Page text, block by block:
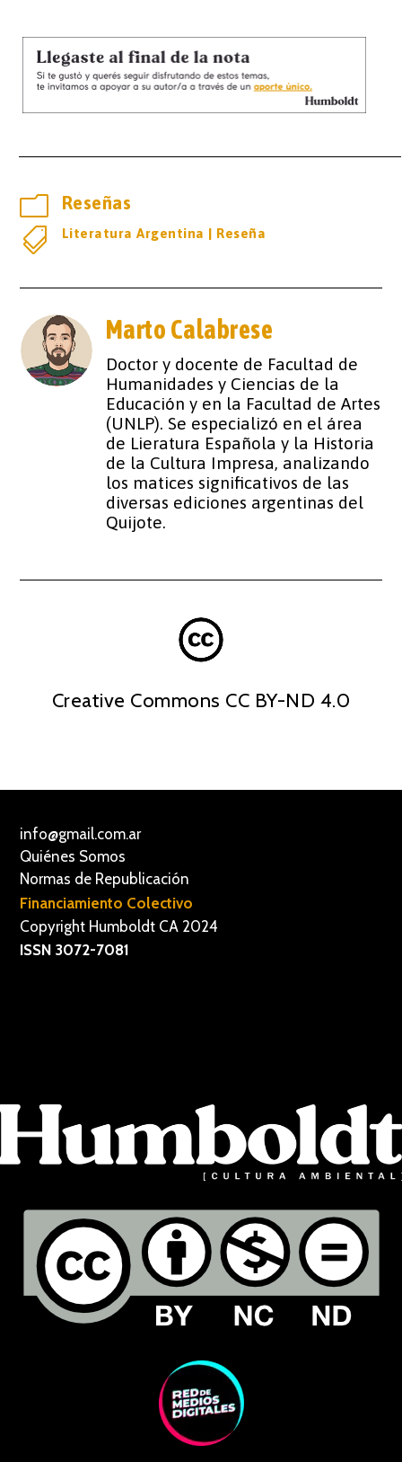
m Reseñas
 Literatura Argentina | Reseña
Marto Calabrese
Doctor y docente de Facultad de
Humanidades y Ciencias de la
Educación y en la Facultad de Artes
(UNLP). Se especializó en el área
de Lieratura Española y la Historia
de la Cultura Impresa, analizando
los matices significativos de las
diversas ediciones argentinas del
Quijote.
Creative Commons CC BY-ND 4.0
info@gmail.com.ar
Quiénes Somos
Normas de Republicación
Financiamiento Colectivo
Copyright Humboldt CA 2024
ISSN 3072-7081